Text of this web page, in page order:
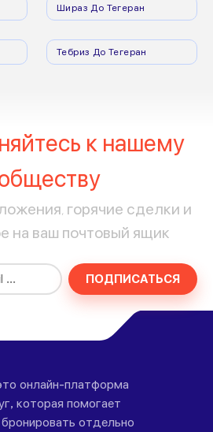
Шираз До Тегеран
Тебриз До Тегеран
к нашему
горячие сделки и
на ваш почтовый ящик
ПОДПИСАТЬСЯ
онлайн-платформа
которая помогает
отдельно